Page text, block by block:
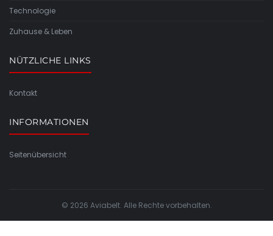
Technologie
Zuhause & Leben
NÜTZLICHE LINKS
Kontakt
INFORMATIONEN
Seitenübersicht
© 2026 Aviabelt. Alle Rechte vorbehalten.